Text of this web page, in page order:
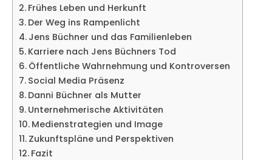
Frühes Leben und Herkunft
Der Weg ins Rampenlicht
Jens Büchner und das Familienleben
Karriere nach Jens Büchners Tod
Öffentliche Wahrnehmung und Kontroversen
Social Media Präsenz
Danni Büchner als Mutter
Unternehmerische Aktivitäten
Medienstrategien und Image
Zukunftspläne und Perspektiven
Fazit